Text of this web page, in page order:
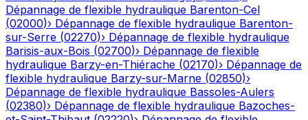
Dépannage de flexible hydraulique Barenton-Cel
(02000)› Dépannage de flexible hydraulique Barenton-
sur-Serre (02270)› Dépannage de flexible hydraulique
Barisis-aux-Bois (02700)› Dépannage de flexible
hydraulique Barzy-en-Thiérache (02170)› Dépannage de
flexible hydraulique Barzy-sur-Marne (02850)›
Dépannage de flexible hydraulique Bassoles-Aulers
(02380)› Dépannage de flexible hydraulique Bazoches-